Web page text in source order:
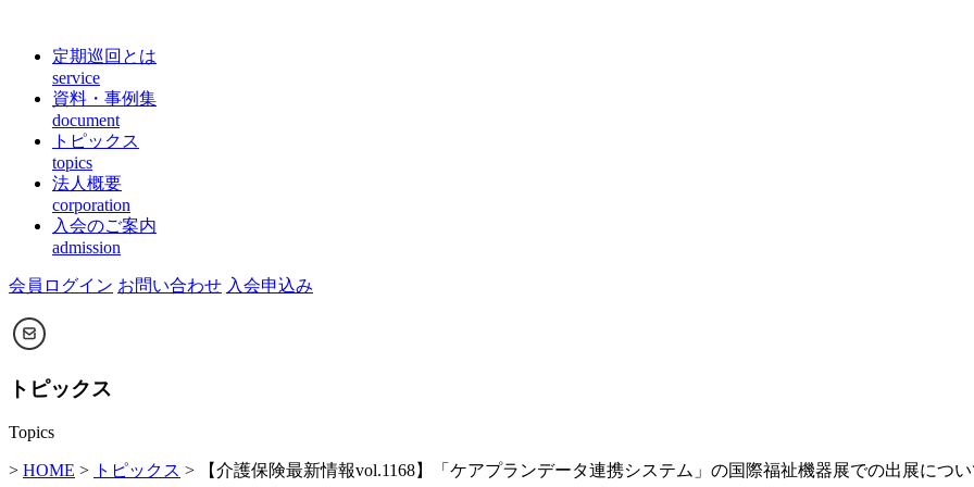
定期巡回とは
service
資料・事例集
document
トピックス
topics
法人概要
corporation
入会のご案内
admission
会員ログイン お問い合わせ 入会申込み
トピックス
Topics
> HOME > トピックス > 【介護保険最新情報vol.1168】「ケアプランデータ連携システム」の国際福祉機器展での出展につ